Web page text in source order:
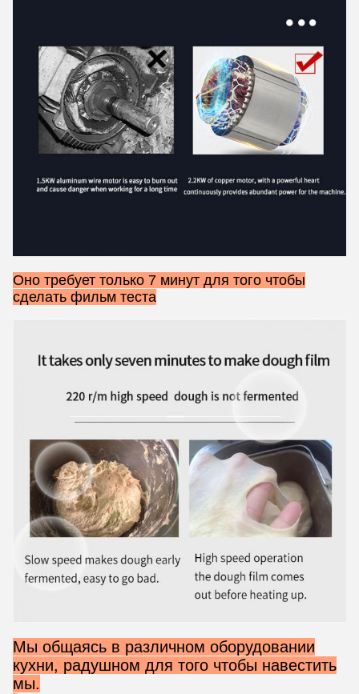
Оно требует только 7 минут для того чтобы
сделать фильм теста
Мы общаясь в различном оборудовании
кухни, радушном для того чтобы навестить
мы.